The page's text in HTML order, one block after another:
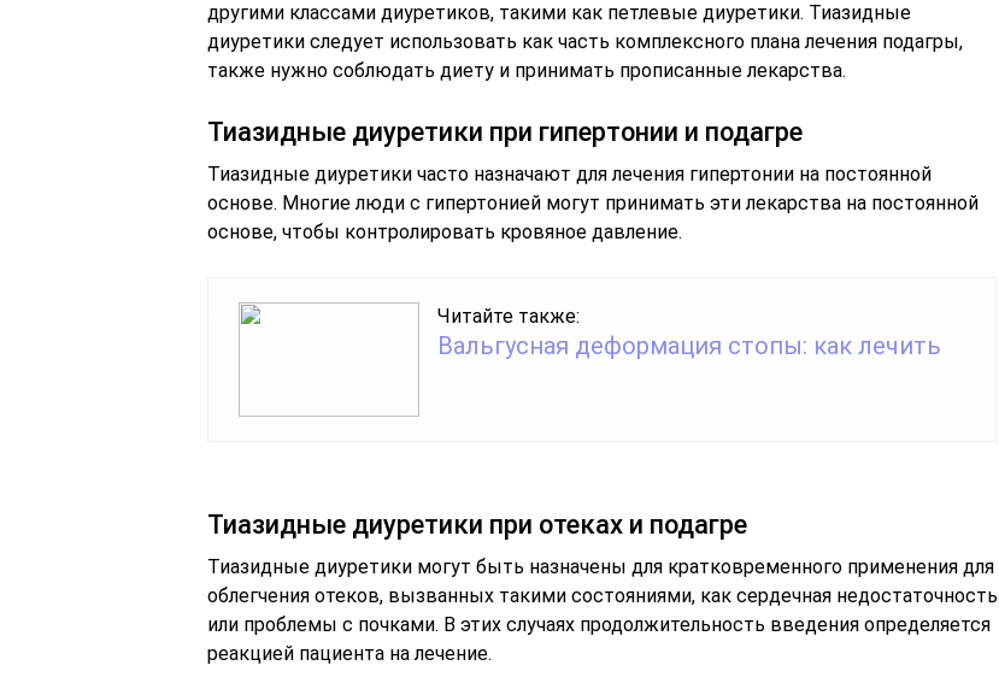
другими классами диуретиков, такими как петлевые диуретики. Тиазидные
диуретики следует использовать как часть комплексного плана лечения подагры,
также нужно соблюдать диету и принимать прописанные лекарства.
Тиазидные диуретики при гипертонии и подагре
Тиазидные диуретики часто назначают для лечения гипертонии на постоянной
основе. Многие люди с гипертонией могут принимать эти лекарства на постоянной
основе, чтобы контролировать кровяное давление.
Читайте также:
Вальгусная деформация стопы: как лечить
Тиазидные диуретики при отеках и подагре
Тиазидные диуретики могут быть назначены для кратковременного применения для
облегчения отеков, вызванных такими состояниями, как сердечная недостаточность
или проблемы с почками. В этих случаях продолжительность введения определяется
реакцией пациента на лечение.